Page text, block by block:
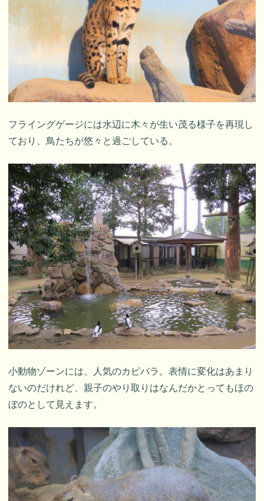
フライングゲージには水辺に木々が生い茂る様子を再現し
ており、鳥たちが悠々と過ごしている。
小動物ゾーンには、人気のカピバラ。表情に変化はあまり
ないのだけれど、親子のやり取りはなんだかとってもほの
ぼのとして見えます。